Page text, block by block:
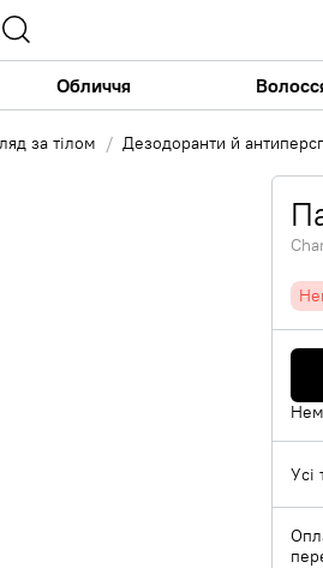
Обличчя
за тілом Дезодоранти й
Усі